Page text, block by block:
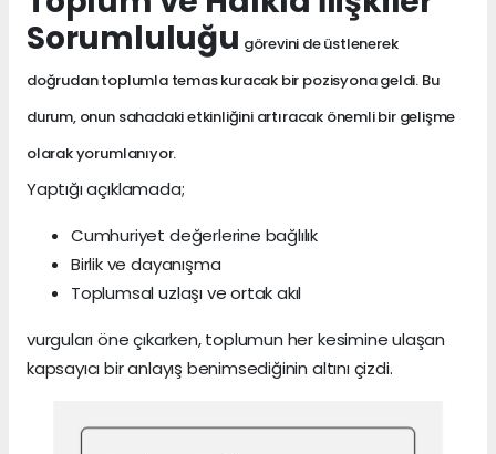
Sorumluluğu görevini de üstlenerek
doğrudan toplumla temas kuracak bir pozisyona geldi. Bu
durum, onun sahadaki etkinliğini artıracak önemli bir gelişme
olarak yorumlanıyor.
Yaptığı açıklamada;
Cumhuriyet değerlerine bağlılık
Birlik ve dayanışma
Toplumsal uzlaşı ve ortak akıl
vurguları öne çıkarken, toplumun her kesimine ulaşan
kapsayıcı bir anlayış benimsediğinin altını çizdi.